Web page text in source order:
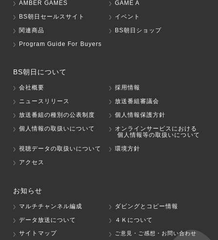
AMBER GAMES
GAME A
BS朝日セールスサイト
イベント
関連商品
BS朝日ショップ
Program Guide For Buyers
BS朝日について
会社概要
採用情報
ニュースリリース
放送番組審議会
放送番組の種別の公表制度
個人情報保護方針
個人情報の取扱いについて
オンラインサービスにおける
個人情報等の取扱いについて
視聴データの取扱いについて
環境方針
アクセス
お知らせ
マルチチャンネル編成
ダビングとコピー情報
データ放送について
４Ｋについて
サイトマップ
ご意見・ご感想・お問い合わせ